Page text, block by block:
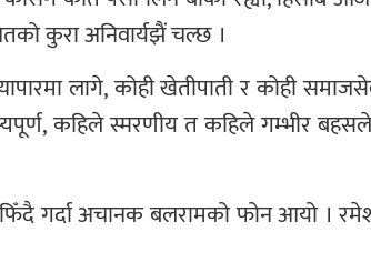
कुरा अनिवार्यझैं चल्छ ।
लागे, कोही खेतीपाती र कोही
कहिले स्मरणीय त कहिले गम्भीर
गर्दा अचानक बलरामको फोन आयो ।